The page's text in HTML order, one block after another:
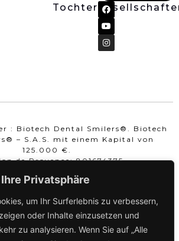
Privatsphäre
um Ihr Surferlebnis zu verbessern,
oder Inhalte einzusetzen und
zu analysieren. Wenn Sie auf „Alle
: Biotech Dental Smilers®. Biotech
– S.A.S. mit einem Kapital von
125.000 €.
de Provence: 801674375.
FR93801674375.
Medizinprodukt der Klasse IIa zur
Zähnen. Lesen Sie die Anweisungen
sorgfältig durch. Wird nicht
erstattet.